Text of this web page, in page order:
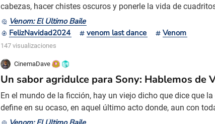
cabezas, hacer chistes oscuros y ponerle la vida de
momento de pensar que las cosas han cambiado y mucho.
Sony se deben de estar rascando la cabeza y pensando
El ultimo baile ha resultado inesperado, un golpe sobre
Venom: El Último Baile
FelizNavidad2024
venom last dance Venom
147 visualizaciones
CinemaDave
Un sabor agridulce para Sony: Hablemos de
En el mundo de la ficción, hay un viejo dicho que dice que
define en su ocaso, en aquel último acto donde, aun con
contra, el héroe logra convertirse en un faro de esperanza